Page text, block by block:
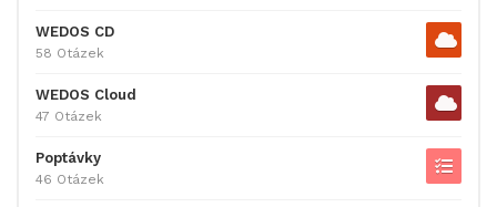
WEDOS CD
58 Otázek
WEDOS Cloud
47 Otázek
Poptávky
46 Otázek